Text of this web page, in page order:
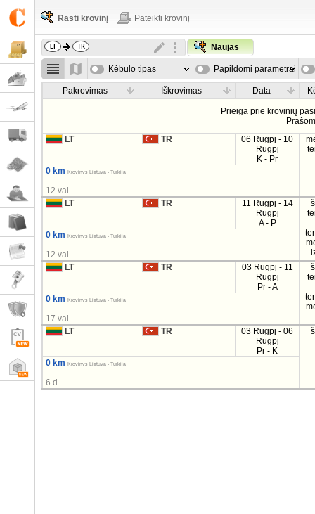
Rasti krovinį Pateikti krovinį
Naujas
Kėbulo tipas Papildomi parametrai
Pakrovimas Iškrovimas Data
Prieiga prie krovinių
LT
TR
06 Rugpj - 10
Rugpj
K - Pr
0 km Krovinys Lietuva - Turkija
12 val.
LT
TR
11 Rugpj - 14
Rugpj
A - P
0 km Krovinys Lietuva - Turkija
12 val.
LT
TR
03 Rugpj - 11
Rugpj
Pr - A
0 km Krovinys Lietuva - Turkija
17 val.
LT
TR
03 Rugpj - 06
Rugpj
Pr - K
0 km Krovinys Lietuva - Turkija
6 d.